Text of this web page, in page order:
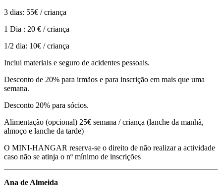
3 dias: 55€ / criança
1 Dia : 20 € / criança
1/2 dia: 10€ / criança
Inclui materiais e seguro de acidentes pessoais.
Desconto de 20% para irmãos e para inscrição em mais que uma
semana.
Desconto 20% para sócios.
Alimentação (opcional) 25€ semana / criança (lanche da manhã,
almoço e lanche da tarde)
O MINI-HANGAR reserva-se o direito de não realizar a actividade
caso não se atinja o nº mínimo de inscrições
Ana de Almeida